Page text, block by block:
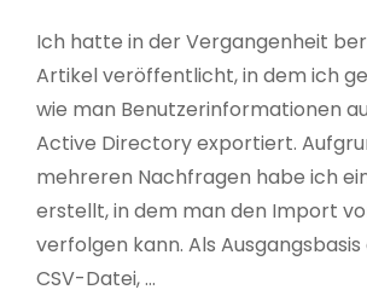
Ich hatte in der Vergangenheit
Artikel veröffentlicht, in dem ich
wie man Benutzerinformationen
Active Directory exportiert.
mehreren Nachfragen habe ich
erstellt, in dem man den Import
verfolgen kann. Als
CSV-Datei, …